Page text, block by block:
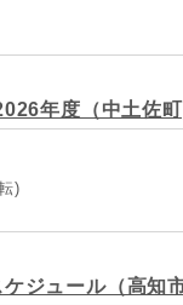
年度（中土佐
)
ジュール（高知